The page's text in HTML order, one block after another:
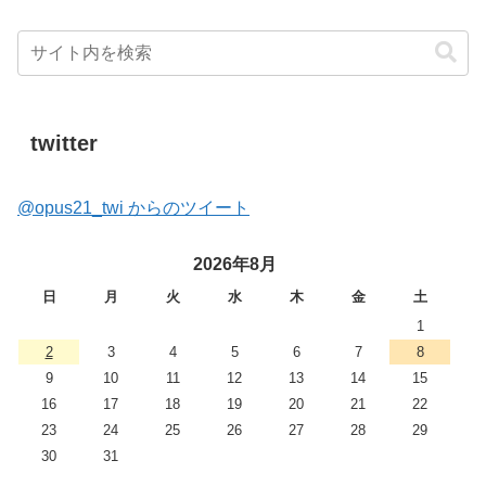
twitter
@opus21_twi からのツイート
2026年8月
日 月 火 水 木 金
土
1
2
3 4 5 6 7
8
9
10 11 12 13 14
15
16
17 18 19 20 21
22
23
24 25 26 27 28
29
30
31